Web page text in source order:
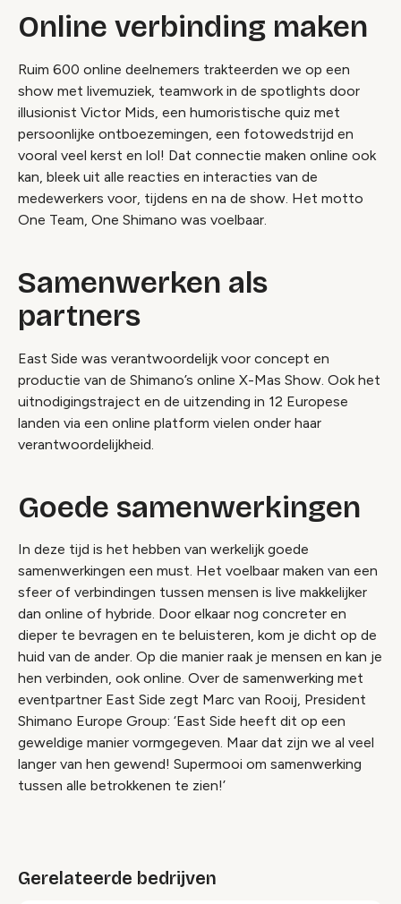
Online verbinding maken
Ruim 600 online deelnemers trakteerden we op een
show met livemuziek, teamwork in de spotlights door
illusionist Victor Mids, een humoristische quiz met
persoonlijke ontboezemingen, een fotowedstrijd en
vooral veel kerst en lol! Dat connectie maken online ook
kan, bleek uit alle reacties en interacties van de
medewerkers voor, tijdens en na de show. Het motto
One Team, One Shimano was voelbaar.
Samenwerken als
partners
East Side was verantwoordelijk voor concept en
productie van de Shimano’s online X-Mas Show. Ook het
uitnodigingstraject en de uitzending in 12 Europese
landen via een online platform vielen onder haar
verantwoordelijkheid.
Goede samenwerkingen
In deze tijd is het hebben van werkelijk goede
samenwerkingen een must. Het voelbaar maken van een
sfeer of verbindingen tussen mensen is live makkelijker
dan online of hybride. Door elkaar nog concreter en
dieper te bevragen en te beluisteren, kom je dicht op de
huid van de ander. Op die manier raak je mensen en kan je
hen verbinden, ook online. Over de samenwerking met
eventpartner East Side zegt Marc van Rooij, President
Shimano Europe Group: ‘East Side heeft dit op een
geweldige manier vormgegeven. Maar dat zijn we al veel
langer van hen gewend! Supermooi om samenwerking
tussen alle betrokkenen te zien!’
Gerelateerde bedrijven